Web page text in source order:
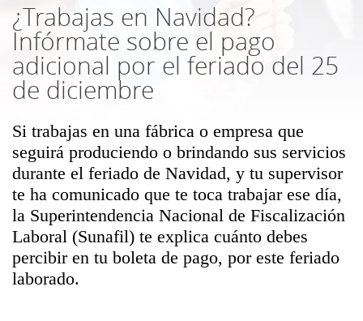
¿Trabajas en Navidad?
Infórmate sobre el pago
adicional por el feriado del 25
de diciembre
Si trabajas en una fábrica o empresa que
seguirá produciendo o brindando sus servicios
durante el feriado de Navidad, y tu supervisor
te ha comunicado que te toca trabajar ese día,
la Superintendencia Nacional de Fiscalización
Laboral (Sunafil) te explica cuánto debes
percibir en tu boleta de pago, por este feriado
laborado.
Más Cursos